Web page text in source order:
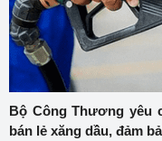
Bộ Công Thương yêu
bán lẻ xăng dầu, đảm